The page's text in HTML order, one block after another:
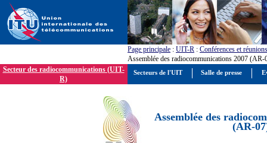
Page principale : UIT-R : Conférences et réunions
Assemblée des radiocommunications 2007 (AR-
Secteur des radiocommunications (UIT-
R)
Assemblée des
(AR-
Secteurs de l'UIT Salle de presse